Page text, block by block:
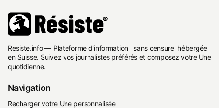
Resiste.info — Plateforme d'information , sans censure, hébergée
en Suisse. Suivez vos journalistes préférés et composez votre Une
quotidienne.
Navigation
Recharger votre Une personnalisée